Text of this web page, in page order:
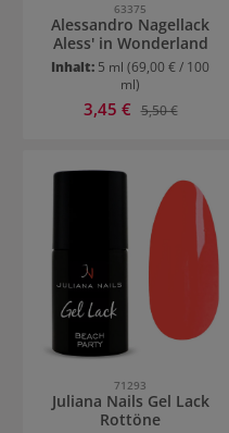
63375
Alessandro Nagellack
Aless' in Wonderland
Inhalt: 5 ml (69,00 € / 100
ml)
Verkaufspreis:
3,45 € Regulärer Preis:
5,50 €
71293
Juliana Nails Gel Lack
Rottöne